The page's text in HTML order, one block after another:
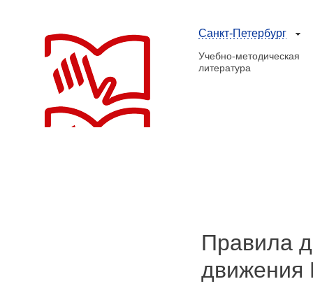
Санкт-Петербург
Учебно-методическая
литература
Правила
движения